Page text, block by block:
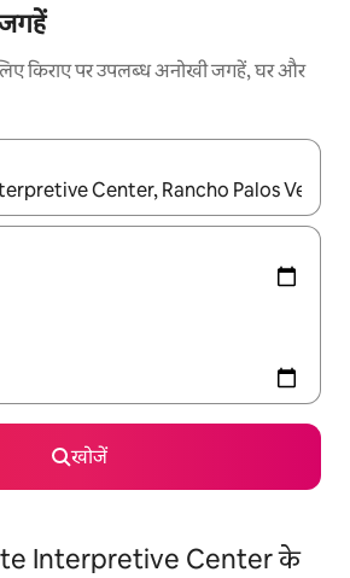
किराए पर उपलब्ध अनोखी जगहें, घर और
अप और डाउन 'ऐरो की' का इस्तेमाल करके नेविगेट
खोजें
Interpretive Center के